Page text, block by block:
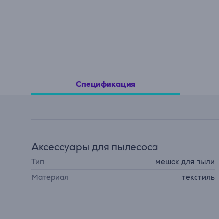
Спецификация
Аксессуары для пылесоса
Тип
мешок для пыли
Материал
текстиль